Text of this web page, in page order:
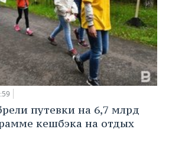
путевки на 6,7 млрд
кешбэка на отдых